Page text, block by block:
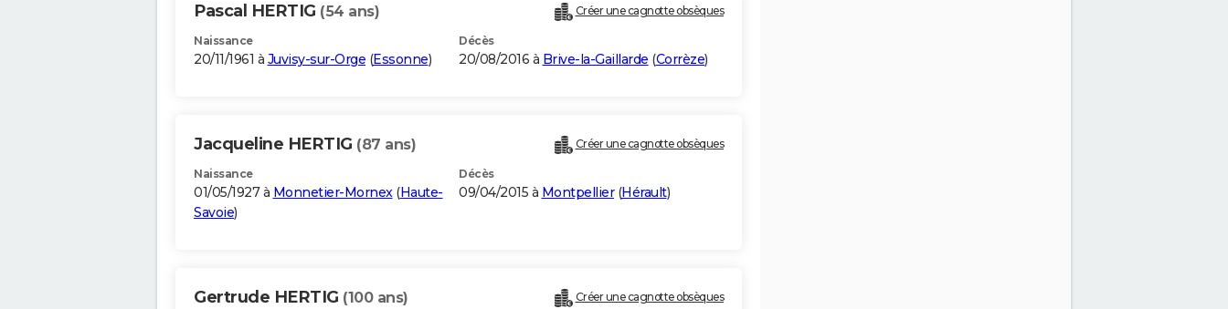
Pascal HERTIG (54 ans) Créer une cagnotte obsèques
Naissance
20/11/1961 à Juvisy-sur-Orge (Essonne)
Décès
20/08/2016 à Brive-la-Gaillarde (Corrèze)
Jacqueline HERTIG (87 ans) Créer une cagnotte obsèques
Naissance
01/05/1927 à Monnetier-Mornex(Haute-
Savoie)
Décès
09/04/2015 à Montpellier(Hérault)
Gertrude HERTIG (100 ans) Créer une cagnotte obsèques